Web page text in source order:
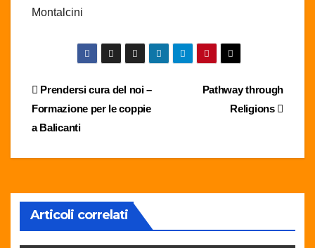
Montalcini
Navigazione
articoli
Pathway through
Religions
Prendersi cura del noi –
Formazione per le coppie
a Balicanti
Articoli correlati